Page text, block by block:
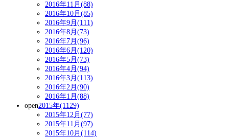
2016年11月(88)
2016年10月(85)
2016年9月(111)
2016年8月(73)
2016年7月(96)
2016年6月(120)
2016年5月(73)
2016年4月(94)
2016年3月(113)
2016年2月(90)
2016年1月(88)
open2015年(1129)
2015年12月(77)
2015年11月(97)
2015年10月(114)